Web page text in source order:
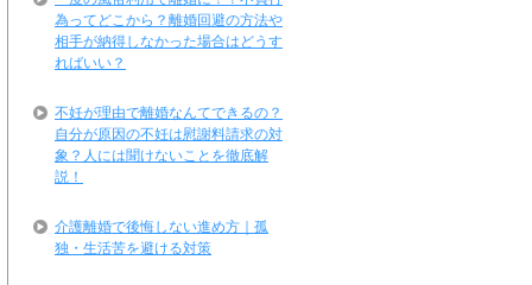
為ってどこから？離婚回避の方法や
相手が納得しなかった場合はどうす
ればいい？
不妊が理由で離婚なんてできるの？
自分が原因の不妊は慰謝料請求の対
象？人には聞けないことを徹底解
説！
介護離婚で後悔しない進め方｜孤
独・生活苦を避ける対策